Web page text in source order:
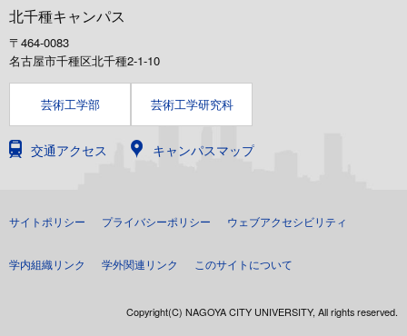
北千種キャンパス
〒464-0083
名古屋市千種区北千種2-1-10
芸術工学部 芸術工学研究科
交通アクセス キャンパスマップ
サイトポリシー プライバシーポリシー ウェブアクセシビリティ
学内組織リンク 学外関連リンク このサイトについて
Copyright(C) NAGOYA CITY UNIVERSITY, All rights reserved.